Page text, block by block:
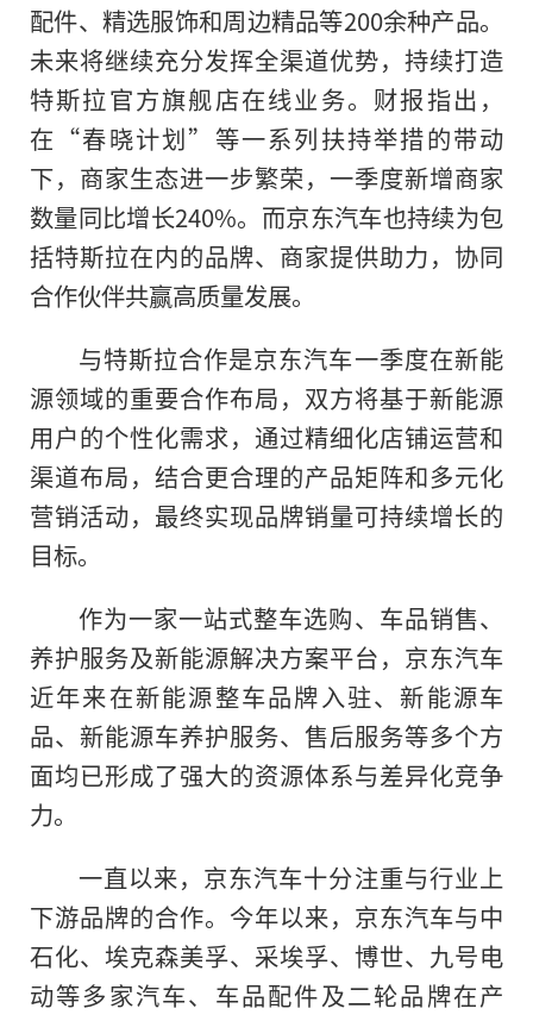
配件、精选服饰和周边精品等200余种产品。
未来将继续充分发挥全渠道优势，持续打造
特斯拉官方旗舰店在线业务。财报指出，
在“春晓计划”等一系列扶持举措的带动
下，商家生态进一步繁荣，一季度新增商家
数量同比增长240%。而京东汽车也持续为包
括特斯拉在内的品牌、商家提供助力，协同
合作伙伴共赢高质量发展。
与特斯拉合作是京东汽车一季度在新能
源领域的重要合作布局，双方将基于新能源
用户的个性化需求，通过精细化店铺运营和
渠道布局，结合更合理的产品矩阵和多元化
营销活动，最终实现品牌销量可持续增长的
目标。
作为一家一站式整车选购、车品销售、
养护服务及新能源解决方案平台，京东汽车
近年来在新能源整车品牌入驻、新能源车
品、新能源车养护服务、售后服务等多个方
面均已形成了强大的资源体系与差异化竞争
力。
一直以来，京东汽车十分注重与行业上
下游品牌的合作。今年以来，京东汽车与中
石化、埃克森美孚、采埃孚、博世、九号电
动等多家汽车、车品配件及二轮品牌在产